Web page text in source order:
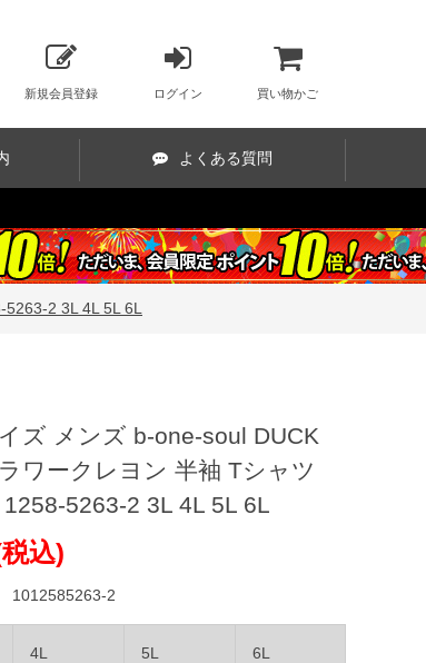
新規会員登録 ログイン 買い物かご
よくある質問
2 3L 4L 5L 6L
ズ メンズ b-one-soul DUCK
ワークレヨン 半袖 Tシャツ
5263-2 3L 4L 5L 6L
込)
1012585263-2
4L 5L 6L